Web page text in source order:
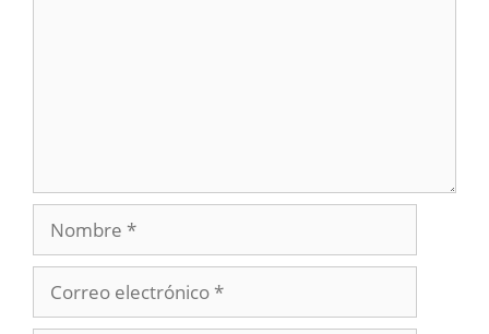
Nombre
electrónico